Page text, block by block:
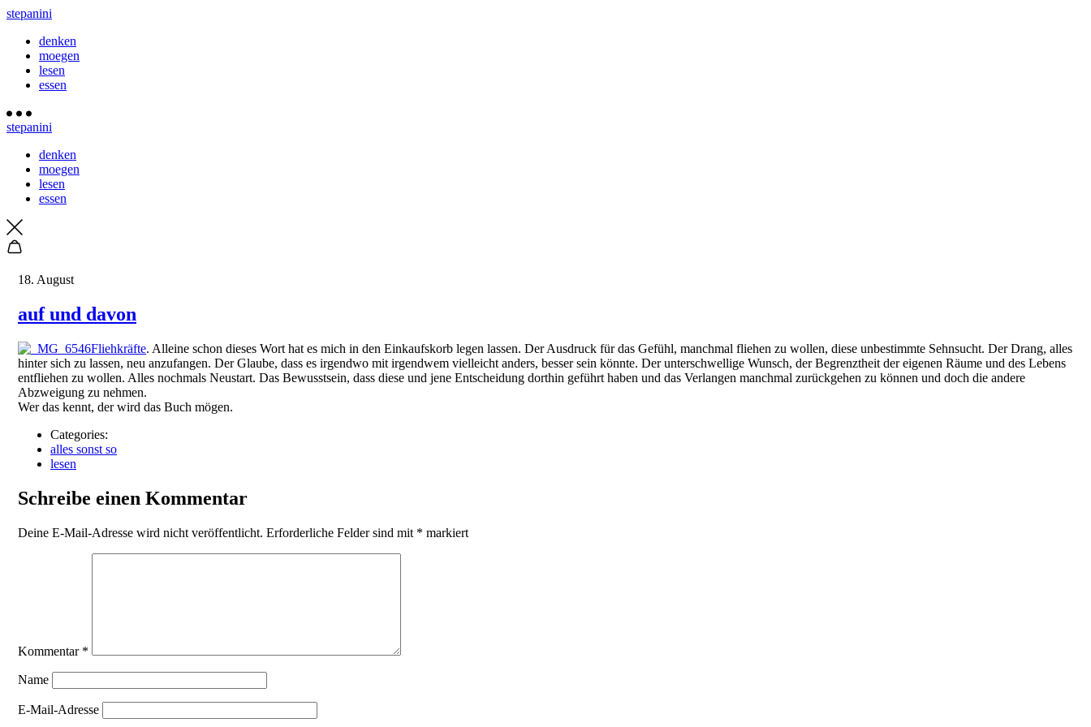
stepanini
denken
moegen
lesen
essen
stepanini
denken
moegen
lesen
essen
18. August
auf und davon
Fliehkräfte. Alleine schon dieses Wort hat es mich in den Einkaufskorb legen lassen. Der Ausdruck für das Gefühl, manchmal fliehen zu wollen, diese unbestimmte Sehnsucht. Der Drang, alles
hinter sich zu lassen, neu anzufangen. Der Glaube, dass es irgendwo mit irgendwem vielleicht anders, besser sein könnte. Der unterschwellige Wunsch, der Begrenztheit der eigenen Räume und des Lebens
entfliehen zu wollen. Alles nochmals Neustart. Das Bewusstsein, dass diese und jene Entscheidung dorthin geführt haben und das Verlangen manchmal zurückgehen zu können und doch die andere
Abzweigung zu nehmen.
Wer das kennt, der wird das Buch mögen.
Categories:
alles sonst so
lesen
Schreibe einen Kommentar
Deine E-Mail-Adresse wird nicht veröffentlicht. Erforderliche Felder sind mit * markiert
Kommentar *
Name
E-Mail-Adresse